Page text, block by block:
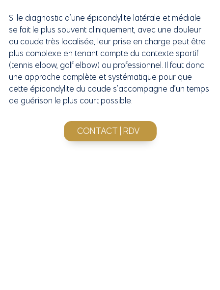
Si le diagnostic d’une épicondylite latérale et médiale
se fait le plus souvent cliniquement, avec une douleur
du coude très localisée, leur prise en charge peut être
plus complexe en tenant compte du contexte sportif
(tennis elbow, golf elbow) ou professionnel. Il faut donc
une approche complète et systématique pour que
cette épicondylite du coude s’accompagne d’un temps
de guérison le plus court possible.
CONTACT | RDV